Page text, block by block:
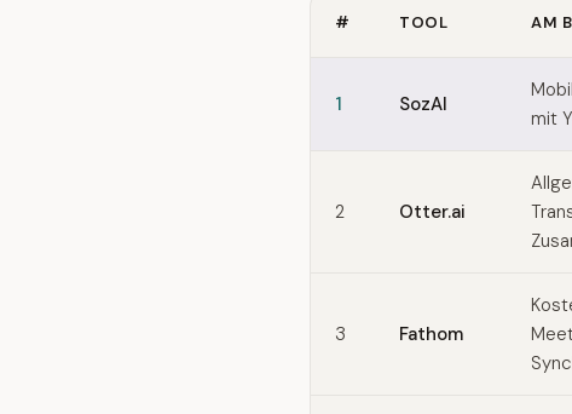
# TOOL AM
1 SozAI
mit
2 Otter.ai
3 Fathom